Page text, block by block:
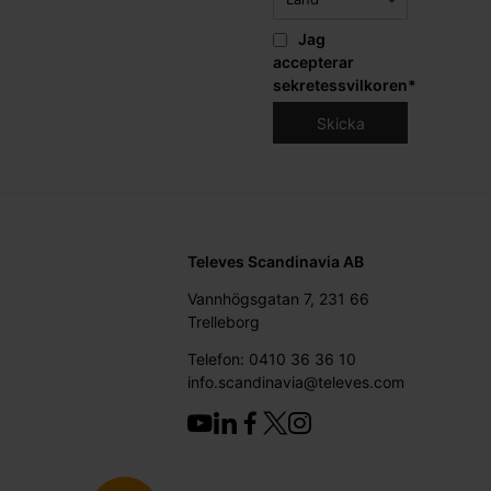
Jag
accepterar
sekretessvilkoren*
Televes Scandinavia AB
Vannhögsgatan 7, 231 66
Trelleborg
Telefon: 0410 36 36 10
info.scandinavia@televes.com